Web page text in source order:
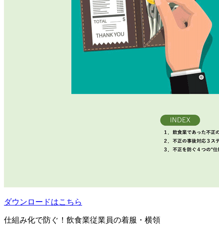
ダウンロードはこちら
仕組み化で防ぐ！飲食業従業員の着服・横領